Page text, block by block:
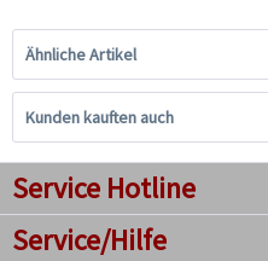
Ähnliche Artikel
Kunden kauften auch
Service Hotline
Service/Hilfe